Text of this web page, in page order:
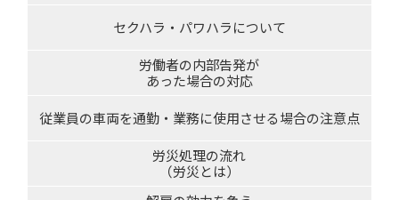
セクハラ・パワハラについて
労働者の内部告発が
あった場合の対応
従業員の車両を通勤・業務に使用させる場合の注意点
労災処理の流れ
（労災とは）